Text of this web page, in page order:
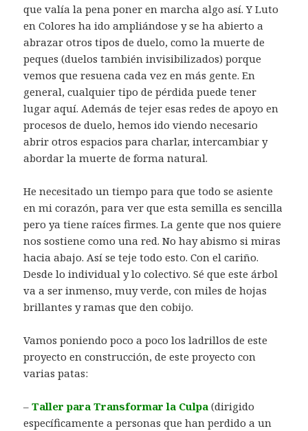
que valía la pena poner en marcha algo así. Y Luto
en Colores ha ido ampliándose y se ha abierto a
abrazar otros tipos de duelo, como la muerte de
peques (duelos también invisibilizados) porque
vemos que resuena cada vez en más gente. En
general, cualquier tipo de pérdida puede tener
lugar aquí. Además de tejer esas redes de apoyo en
procesos de duelo, hemos ido viendo necesario
abrir otros espacios para charlar, intercambiar y
abordar la muerte de forma natural.
He necesitado un tiempo para que todo se asiente
en mi corazón, para ver que esta semilla es sencilla
pero ya tiene raíces firmes. La gente que nos quiere
nos sostiene como una red. No hay abismo si miras
hacia abajo. Así se teje todo esto. Con el cariño.
Desde lo individual y lo colectivo. Sé que este árbol
va a ser inmenso, muy verde, con miles de hojas
brillantes y ramas que den cobijo.
Vamos poniendo poco a poco los ladrillos de este
proyecto en construcción, de este proyecto con
varias patas:
–Taller para Transformar la Culpa (dirigido
específicamente a personas que han perdido a un